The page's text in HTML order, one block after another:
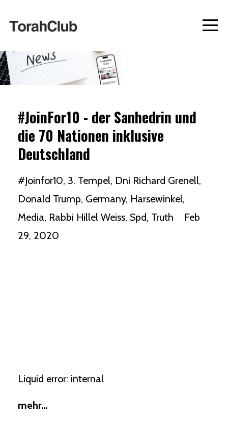
#JoinFor10 - der Sanhedrin und
die 70 Nationen inklusive
Deutschland
#joinfor10 3. Tempel Dni Richard Grenell
Donald Trump Germany Harsewinkel
Media Rabbi Hillel Weiss Spd Truth
Feb
29, 2020
Liquid error: internal
mehr...